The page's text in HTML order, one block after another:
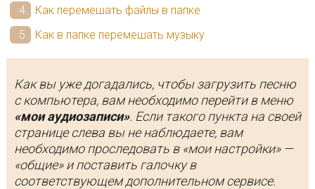
Как перемешать файлы в папке
Как в папке перемешать музыку
Как вы уже догадались, чтобы загрузить песню
с компьютера, вам необходимо перейти в меню
«мои аудиозаписи». Если такого пункта на своей
странице слева вы не наблюдаете, вам
необходимо проследовать в «мои настройки» —
«общие» и поставить галочку в
соответствующем дополнительном сервисе.